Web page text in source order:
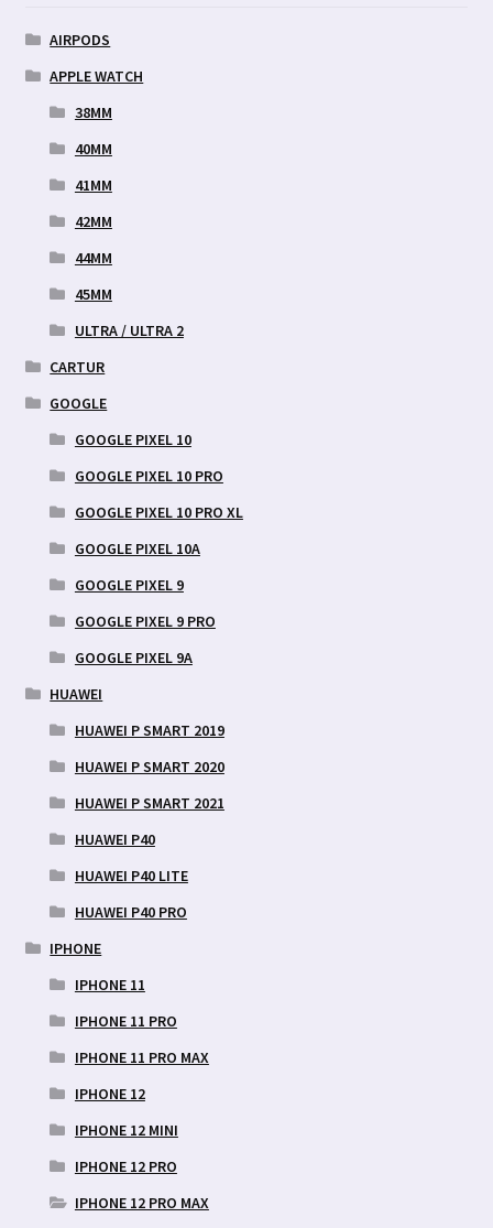
AIRPODS
APPLE WATCH
38MM
40MM
41MM
42MM
44MM
45MM
ULTRA / ULTRA 2
CARTUR
GOOGLE
GOOGLE PIXEL 10
GOOGLE PIXEL 10 PRO
GOOGLE PIXEL 10 PRO XL
GOOGLE PIXEL 10A
GOOGLE PIXEL 9
GOOGLE PIXEL 9 PRO
GOOGLE PIXEL 9A
HUAWEI
HUAWEI P SMART 2019
HUAWEI P SMART 2020
HUAWEI P SMART 2021
HUAWEI P40
HUAWEI P40 LITE
HUAWEI P40 PRO
IPHONE
IPHONE 11
IPHONE 11 PRO
IPHONE 11 PRO MAX
IPHONE 12
IPHONE 12 MINI
IPHONE 12 PRO
IPHONE 12 PRO MAX